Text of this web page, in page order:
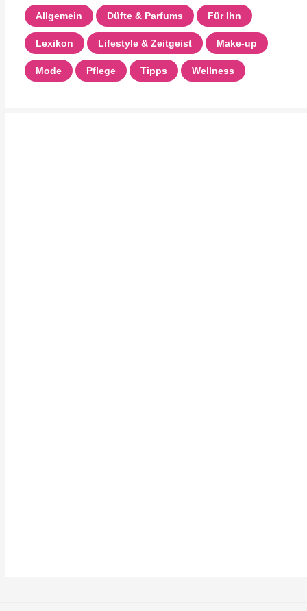
Allgemein Düfte & Parfums Für Ihn
Lexikon Lifestyle & Zeitgeist Make-up
Mode Pflege Tipps Wellness